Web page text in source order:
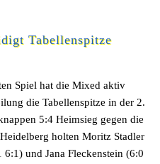
Tabellenspitze
Spiel hat die Mixed aktiv
die Tabellenspitze in der 2.
5:4 Heimsieg gegen die
holten Moritz Stadler
und Jana Fleckenstein (6:0